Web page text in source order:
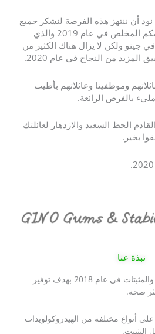
نود أن ننتهز هذه الفرصة لنشكر جميع
شركائنا وعملائنا على دعمكم المخلص في عام 2019 والذي
جينو ولكن لا يزال هناك الكثير من
من النجاح في عام 2020.
وموظفينا وعائلاتهم بأطيب
بالفرص الرائعة.
الحظ السعيد والازدهار لعائلتك
بخير.
نبذة عنا
تأسست شركة جينو للعلكة والمثبتات في عام 2018 بهدف توفير
صحة.
أنواع مختلفة من الهيدروكولويدات
التثبيت.